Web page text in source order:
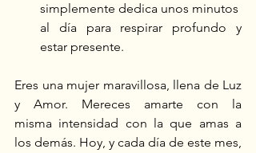
simplemente dedica unos minutos
al día para respirar profundo y
estar presente.
Eres una mujer maravillosa, llena de Luz
y Amor. Mereces amarte con la
misma intensidad con la que amas a
los demás. Hoy, y cada día de este mes,